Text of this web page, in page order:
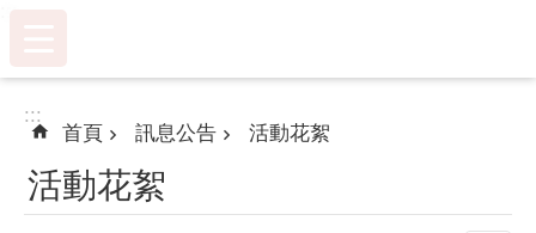
:::
首頁 訊息公告 活動花絮
活動花絮